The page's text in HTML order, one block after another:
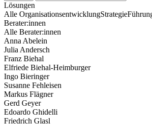
Lösungen
Alle OrganisationsentwicklungStrategie
Berater:innen
Alle Berater:innen
Anna Abelein
Julia Andersch
Franz Biehal
Elfriede Biehal-Heimburger
Ingo Bieringer
Susanne Fehleisen
Markus Flägner
Gerd Geyer
Edoardo Ghidelli
Friedrich Glasl